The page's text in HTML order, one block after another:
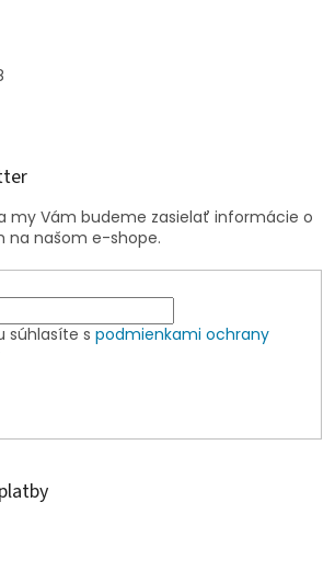
my Vám budeme zasielať informácie o
na našom e-shope.
súhlasíte s podmienkami ochrany